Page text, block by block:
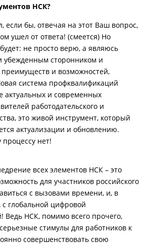
НСК?
если бы, отвечая на этот Ваш вопрос,
ушел от ответа! (смеется) Но
не просто верю, а являюсь
убежденным сторонником и
преимуществ и возможностей,
система профквалификаций
актуальных и современных
работодательского и
это живой инструмент, который
актуализации и обновлению.
нет!
всех элементов НСК – это
для участников российского
с вызовами времени, и, в
глобальной цифровой
Ведь НСК, помимо всего прочего,
стимулы для работников к
совершенствовать свою